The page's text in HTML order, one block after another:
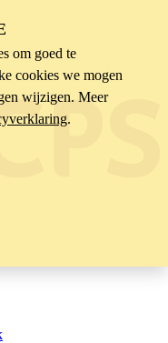
om goed te
cookies we mogen
wijzigen. Meer
.